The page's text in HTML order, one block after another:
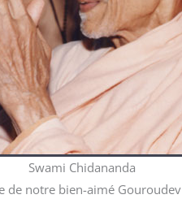
Swami Chidananda
de notre bien-aimé